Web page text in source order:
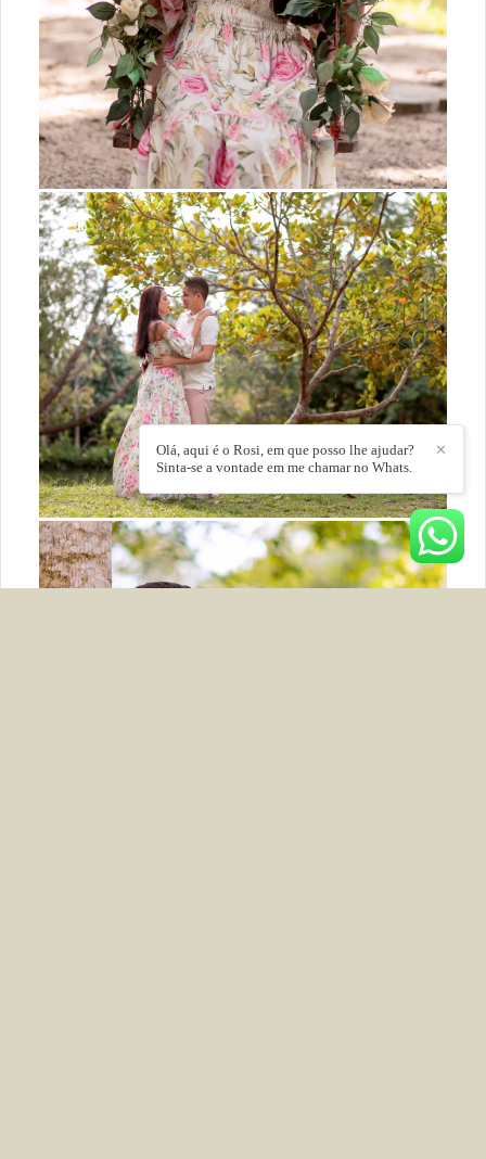
✕
Olá, aqui é o Rosi, em que posso lhe ajudar?
Sinta-se a vontade em me chamar no Whats.